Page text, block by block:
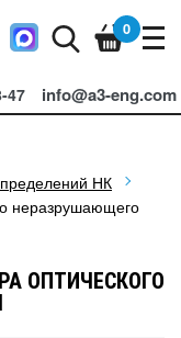
47 info@a3-eng.com
0
НК
неразрушающего
ОПТИЧЕСКОГО